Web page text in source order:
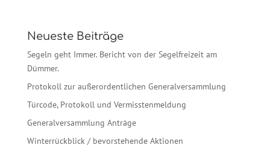
Neueste Beiträge
Segeln geht Immer. Bericht von der Segelfreizeit am
Dümmer.
Protokoll zur außerordentlichen Generalversammlung
Türcode, Protokoll und Vermisstenmeldung
Generalversammlung Anträge
Winterrückblick / bevorstehende Aktionen